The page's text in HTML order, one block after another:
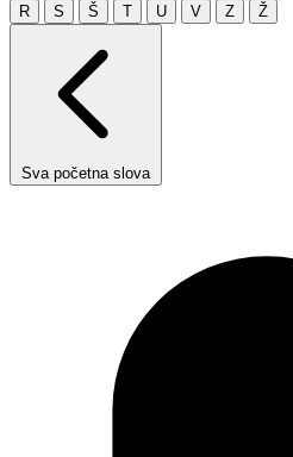
R
S Š T U V Z Ž
Sva početna slova